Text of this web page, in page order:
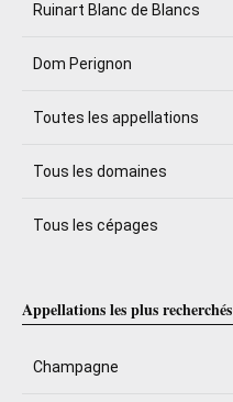
Ruinart Blanc de Blancs
Dom Perignon
Toutes les appellations
Tous les domaines
Tous les cépages
Appellations les plus recherchés
Champagne